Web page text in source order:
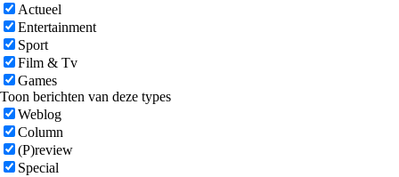
Actueel
Entertainment
Sport
Film & Tv
Games
Toon berichten van deze types
Weblog
Column
(P)review
Special